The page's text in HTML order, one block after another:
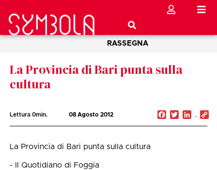
RASSEGNA
La Provincia di Bari punta sulla
cultura
Lettura 0min. 08 Agosto 2012 Facebook
Twitter
La Provincia di Bari punta sulla cultura
- Il Quotidiano di Foggia